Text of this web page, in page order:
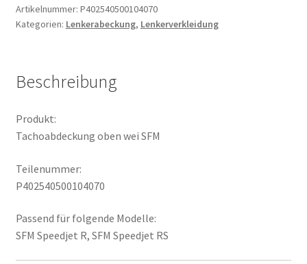
Menge
Artikelnummer: P402540500104070
Kategorien: Lenkerabeckung, Lenkerverkleidung
Beschreibung
Produkt:
Tachoabdeckung oben wei SFM
Teilenummer:
P402540500104070
Passend für folgende Modelle:
SFM Speedjet R, SFM Speedjet RS